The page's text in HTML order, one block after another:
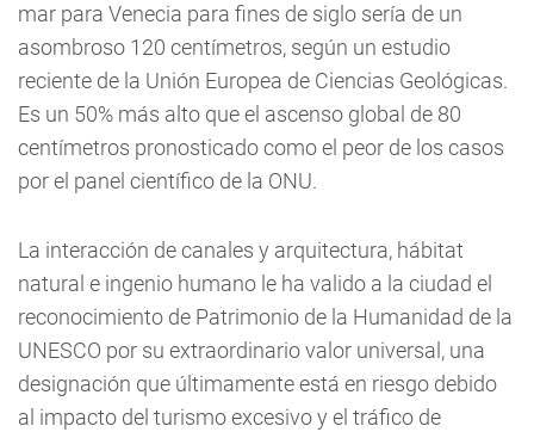
mar para Venecia para fines de siglo sería de un
asombroso 120 centímetros, según un estudio
reciente de la Unión Europea de Ciencias Geológicas.
Es un 50% más alto que el ascenso global de 80
centímetros pronosticado como el peor de los casos
por el panel científico de la ONU.
La interacción de canales y arquitectura, hábitat
natural e ingenio humano le ha valido a la ciudad el
reconocimiento de Patrimonio de la Humanidad de la
UNESCO por su extraordinario valor universal, una
designación que últimamente está en riesgo debido
al impacto del turismo excesivo y el tráfico de